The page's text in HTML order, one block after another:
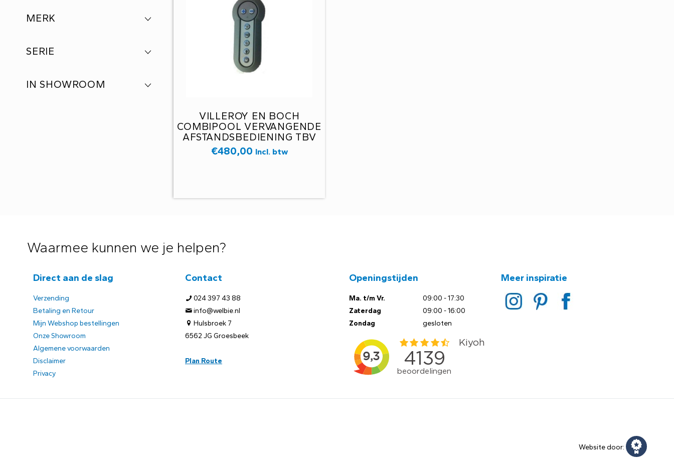
VILLEROY EN BOCH
COMBIPOOL VERVANGENDE
AFSTANDSBEDIENING TBV
WHIRLPOOL ARTIKEL
NUMMER UPELP0037
€480,00 Incl. btw
MERK
SERIE
IN SHOWROOM
Waarmee kunnen we je helpen?
Direct aan de slag
Verzending
Betaling en Retour
Mijn Webshop bestellingen
Onze Showroom
Algemene voorwaarden
Disclaimer
Privacy
Contact
024 397 43 88
info@welbie.nl
Hulsbroek 7
6562 JG Groesbeek
Plan Route
Openingstijden
Ma. t/m Vr.
Zaterdag
Zondag
09:00 - 17:30
09:00 - 16:00
gesloten
Meer inspiratie
Website door: